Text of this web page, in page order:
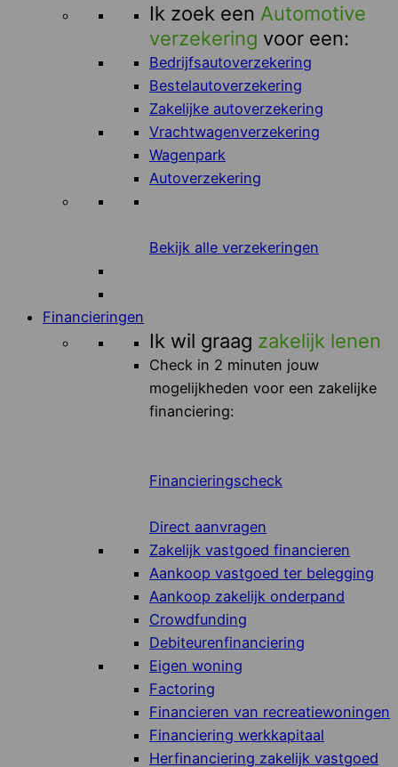
Ik zoek een Automotive
verzekering voor een:
Bedrijfsautoverzekering
Bestelautoverzekering
Zakelijke autoverzekering
Vrachtwagenverzekering
Wagenpark
Autoverzekering
Bekijk alle verzekeringen
Financieringen
Ik wil graag zakelijk lenen
Check in 2 minuten jouw
mogelijkheden voor een zakelijke
financiering:
Financieringscheck
Direct aanvragen
Zakelijk vastgoed financieren
Aankoop vastgoed ter belegging
Aankoop zakelijk onderpand
Crowdfunding
Debiteurenfinanciering
Eigen woning
Factoring
Financieren van recreatiewoningen
Financiering werkkapitaal
Herfinanciering zakelijk vastgoed